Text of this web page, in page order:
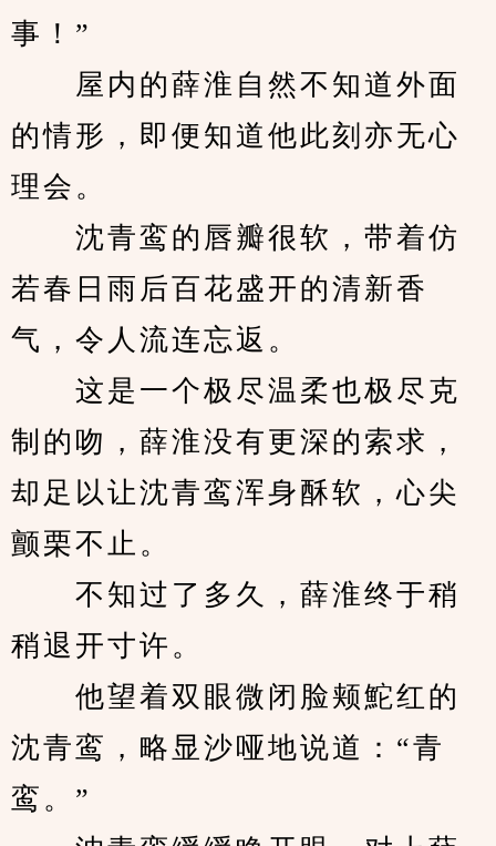
事！”
屋内的薛淮自然不知道外面
的情形，即便知道他此刻亦无心
理会。
沈青鸾的唇瓣很软，带着仿
若春日雨后百花盛开的清新香
气，令人流连忘返。
这是一个极尽温柔也极尽克
制的吻，薛淮没有更深的索求，
却足以让沈青鸾浑身酥软，心尖
颤栗不止。
不知过了多久，薛淮终于稍
稍退开寸许。
他望着双眼微闭脸颊鮀红的
沈青鸾，略显沙哑地说道：“青
鸾。”